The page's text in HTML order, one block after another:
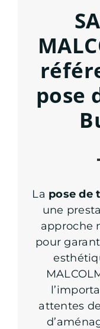
pose
La pose de
une
approche
pour
attentes